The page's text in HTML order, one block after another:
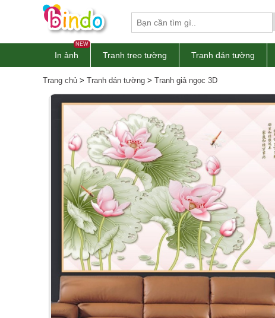
NEW
In ảnh Tranh treo tường Tranh dán tường
Trang chủ > Tranh dán tường > Tranh giả ngọc 3D